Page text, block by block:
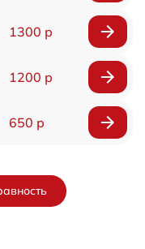
1300 р
1200 р
650 р